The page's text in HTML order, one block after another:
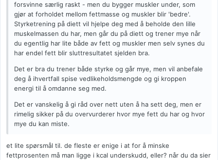
forsvinne særlig raskt - men du bygger muskler under, som
gjør at forholdet mellom fettmasse og muskler blir 'bedre'.
Styrketrening på diett vil hjelpe deg med å beholde den lille
muskelmassen du har, men går du på diett og trener mye når
du egentlig har lite både av fett og muskler men selv synes du
har endel fett blir sluttresultatet sjelden bra.
Det er bra du trener både styrke og går mye, men vil anbefale
deg å ihvertfall spise vedlikeholdsmengde og gi kroppen
energi til å omdanne seg med.
Det er vanskelig å gi råd over nett uten å ha sett deg, men er
rimelig sikker på du overvurderer hvor mye fett du har og hvor
mye du kan miste.
et lite spørsmål til. de fleste er enige i at for å minske
fettprosenten må man ligge i kcal underskudd, eller? når du da sier